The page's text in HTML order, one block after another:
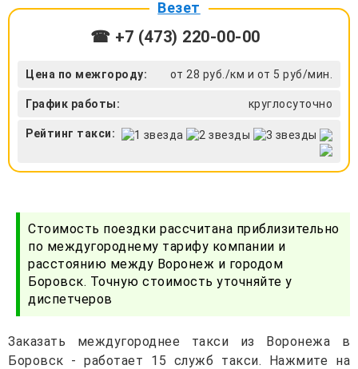
Везет
☎ +7 (473) 220-00-00
Цена по межгороду: от 28 руб./км и от 5 руб/мин.
График работы: круглосуточно
Рейтинг такси:
Стоимость поездки рассчитана приблизительно
по междугороднему тарифу компании и
расстоянию между Воронеж и городом
Боровск. Точную стоимость уточняйте у
диспетчеров
Заказать междугороднее такси из Воронежа в
Боровск - работает 15 служб такси. Нажмите на